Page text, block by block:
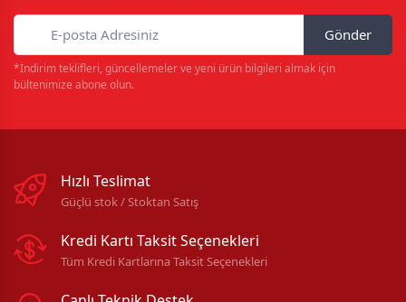
Gönder
*İndirim teklifleri, güncellemeler ve yeni ürün bilgileri almak için
bültenimize abone olun.
Hızlı Teslimat
Güçlü stok / Stoktan Satış
Kredi Kartı Taksit Seçenekleri
Tüm Kredi Kartlarına Taksit Seçenekleri